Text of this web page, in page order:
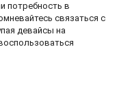
потребность в
связаться с
девайсы на